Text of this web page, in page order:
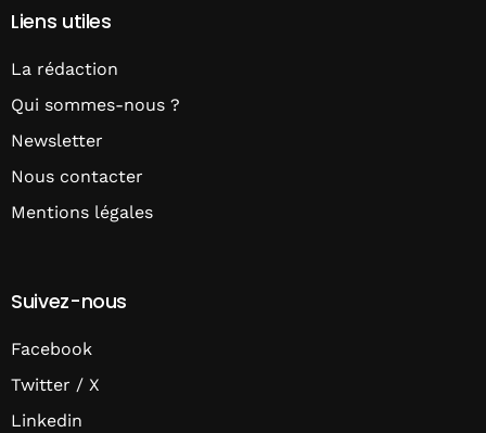
Liens utiles
La rédaction
Qui sommes-nous ?
Newsletter
Nous contacter
Mentions légales
Suivez-nous
Facebook
Twitter / X
Linkedin